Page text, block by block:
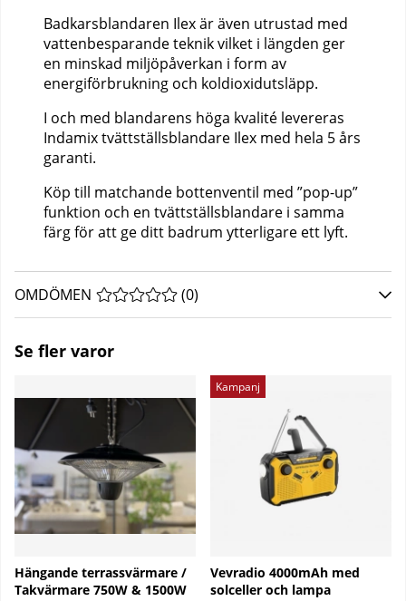
Badkarsblandaren Ilex är även utrustad med
vattenbesparande teknik vilket i längden ger
en minskad miljöpåverkan i form av
energiförbrukning och koldioxidutsläpp.
I och med blandarens höga kvalité levereras
Indamix tvättställsblandare Ilex med hela 5 års
garanti.
Köp till matchande bottenventil med ”pop-up”
funktion och en tvättställsblandare i samma
färg för att ge ditt badrum ytterligare ett lyft.
OMDÖMEN MEDELBETYG 0 AV 5 ANTAL BETYG 0
(0)
Se fler varor
Hängande terrassvärmare /
Takvärmare 750W & 1500W
Kampanj
Vevradio 4000mAh med
solceller och lampa